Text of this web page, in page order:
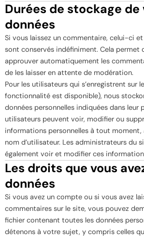
Durées de stockage de
données
Si vous laissez un commentaire, celui-ci
sont conservés indéfiniment. Cela permet
approuver automatiquement les
de les laisser en attente de modération.
Pour les utilisateurs qui s’enregistrent sur
fonctionnalité est disponible), nous
données personnelles indiquées dans leur
utilisateurs peuvent voir, modifier ou
informations personnelles à tout moment,
nom d’utilisateur. Les administrateurs du
également voir et modifier ces
Les droits que vous
données
Si vous avez un compte ou si vous avez
commentaires sur le site, vous pouvez
fichier contenant toutes les données
détenons à votre sujet, y compris celles